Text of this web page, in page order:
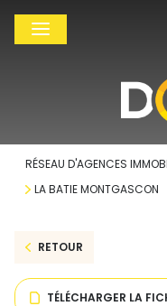
RÉSEAU D'AGENCES
LA BATIE MONTGASCON
RETOUR
TÉLÉCHARGER LA